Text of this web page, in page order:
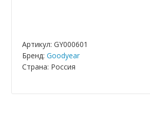
Артикул: GY000601
Бренд:Goodyear
Страна: Россия